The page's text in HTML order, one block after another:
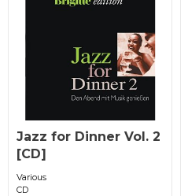
Jazz for Dinner Vol. 2
[CD]
Various
CD